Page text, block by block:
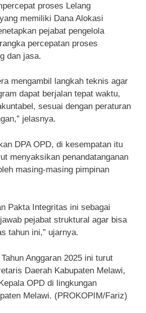
proses Lelang
memiliki Dana Alokasi
pejabat pengelola
percepatan proses
dan jasa.
mengambil langkah teknis agar
dapat berjalan tepat waktu,
sesuai dengan peraturan
jelasnya.
DPA OPD, di kesempatan itu
menyaksikan penandatanganan
masing-masing pimpinan
Pakta Integritas ini sebagai
pejabat struktural agar bisa
tahun ini,” ujarnya.
Anggaran 2025 ini turut
Daerah Kabupaten Melawi,
OPD di lingkungan
Melawi. (PROKOPIM/Fariz)